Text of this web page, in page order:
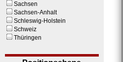
Sachsen
Sachsen-Anhalt
Schleswig-Holstein
Schweiz
Thüringen